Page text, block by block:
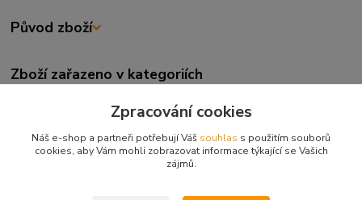
Původ zboží
Zboží zařazeno v kategoriích
Velkokapacitní
Zpracování cookies
Náš e-shop a partneři potřebují Váš souhlas s použitím souborů
cookies, aby Vám mohli zobrazovat informace týkající se Vašich
zájmů.